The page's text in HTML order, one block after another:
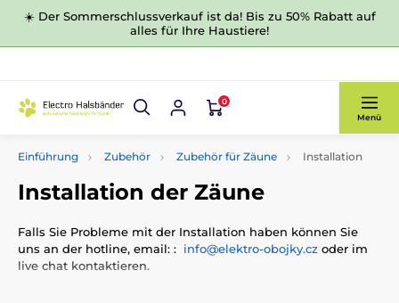
☀️ Der Sommerschlussverkauf ist da! Bis zu 50% Rabatt auf
alles für Ihre Haustiere!
0
Menü
Einführung Zubehör Zubehör für Zäune Installation
Installation der Zäune
Falls Sie Probleme mit der Installation haben können Sie
uns an der hotline, email: : info@elektro-obojky.cz oder im
live chat kontaktieren.